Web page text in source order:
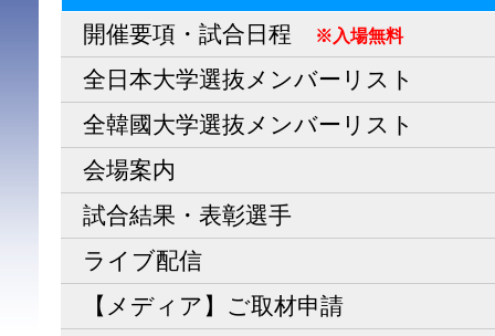
開催要項・試合日程 ※入場無料
全日本大学選抜メンバーリスト
全韓國大学選抜メンバーリスト
会場案内
試合結果・表彰選手
ライブ配信
【メディア】ご取材申請